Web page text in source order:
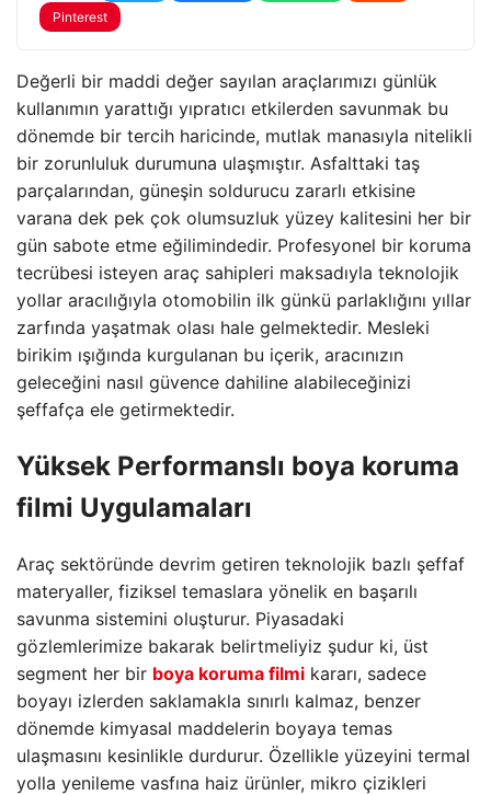
Pinterest
Değerli bir maddi değer sayılan araçlarımızı günlük
kullanımın yarattığı yıpratıcı etkilerden savunmak bu
dönemde bir tercih haricinde, mutlak manasıyla nitelikli
bir zorunluluk durumuna ulaşmıştır. Asfalttaki taş
parçalarından, güneşin soldurucu zararlı etkisine
varana dek pek çok olumsuzluk yüzey kalitesini her bir
gün sabote etme eğilimindedir. Profesyonel bir koruma
tecrübesi isteyen araç sahipleri maksadıyla teknolojik
yollar aracılığıyla otomobilin ilk günkü parlaklığını yıllar
zarfında yaşatmak olası hale gelmektedir. Mesleki
birikim ışığında kurgulanan bu içerik, aracınızın
geleceğini nasıl güvence dahiline alabileceğinizi
şeffafça ele getirmektedir.
Yüksek Performanslı boya koruma
filmi Uygulamaları
Araç sektöründe devrim getiren teknolojik bazlı şeffaf
materyaller, fiziksel temaslara yönelik en başarılı
savunma sistemini oluşturur. Piyasadaki
gözlemlerimize bakarak belirtmeliyiz şudur ki, üst
segment her bir boya koruma filmi kararı, sadece
boyayı izlerden saklamakla sınırlı kalmaz, benzer
dönemde kimyasal maddelerin boyaya temas
ulaşmasını kesinlikle durdurur. Özellikle yüzeyini termal
yolla yenileme vasfına haiz ürünler, mikro çizikleri